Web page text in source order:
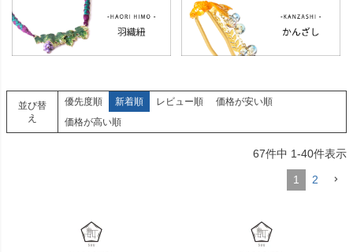
並び替
え
優先度順 新着順 レビュー順
価格が安い順
価格が高い順
67件中 1-40件表示
1 2